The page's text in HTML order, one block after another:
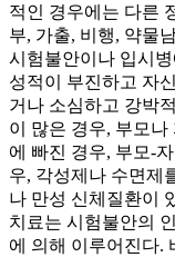
적인 경우에는 다른
부, 가출, 비행, 약물
시험불안이나 입시
성적이 부진하고 자
거나 소심하고 강박
이 많은 경우, 부모
에 빠진 경우, 부모-
우, 각성제나 수면제
나 만성 신체질환이
치료는 시험불안의
에 의해 이루어진다.